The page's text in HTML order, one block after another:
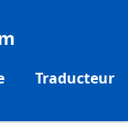
Traducteur